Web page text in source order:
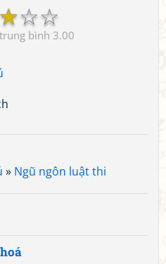
☆
☆
☆
3.00
» Ngũ ngôn luật thi